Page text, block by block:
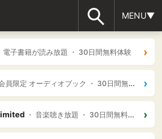
MENU▼
電子書籍が読み放題 ・ 30日間無料体験 ›
限定 オーディオブック ・ 30日間無料体験 ›
・ 音楽聴き放題 ・ 30日間無料体験 ›